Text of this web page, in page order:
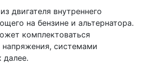
двигателя внутреннего
на бензине и альтернатора.
комплектоваться
напряжения, системами
далее.